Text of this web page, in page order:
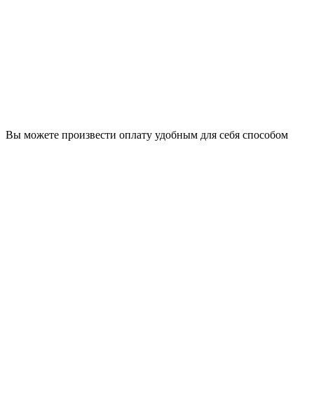
Вы можете произвести оплату удобным для себя способом